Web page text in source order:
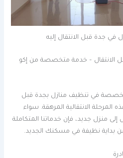
جدة قبل الانتقال إليه
الانتقال – خدمة متخصصة من إكو
في تنظيف منازل بجدة قبل
الانتقالية المرهقة. سواء
إلى منزل جديد، فإن خدماتنا المتكاملة
بداية نظيفة في مسكنك الجديد.